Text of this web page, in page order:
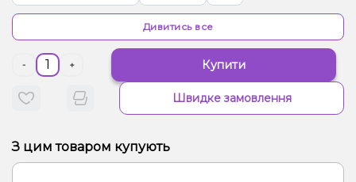
Персик, Чай Ананас, Кокос, Ром Ананас, Манго
Лимонад, Грейпфрут
Кавун, Смородина Малина Жуйка (фруктова) Полуниця
Цукерки, Мультифрукт Грейпфрут, Полуниця, Малина
Дивитись все
- + Купити
Швидке замовлення
З цим товаром купують